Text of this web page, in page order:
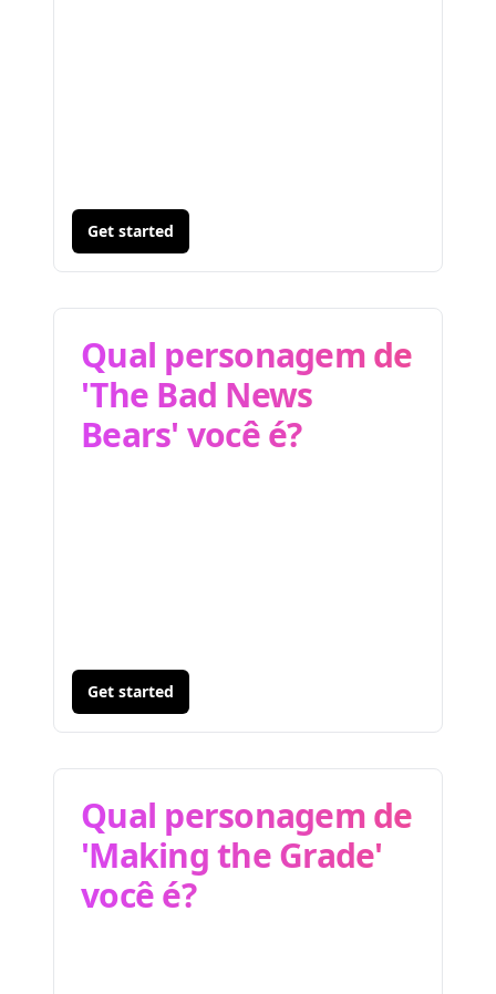
Get started
Qual personagem de
'The Bad News
Bears' você é?
Get started
Qual personagem de
'Making the Grade'
você é?